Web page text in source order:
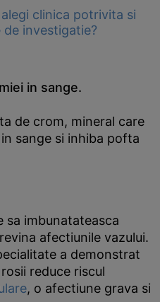
clinica potrivita si
investigatie?
in sange.
de crom, mineral care
sange si inhiba pofta
sa imbunatateasca
afectiunile vazului.
a demonstrat
reduce riscul
, o afectiune grava si